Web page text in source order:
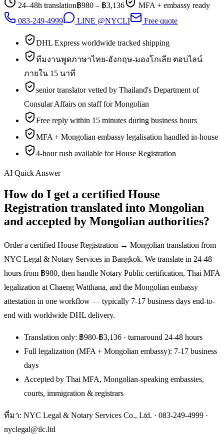
24–48h translation฿980 – ฿3,136
MFA + embassy ready
083-249-4999
LINE @NYCLI Free quote
DHL Express worldwide tracked shipping
ทีมงานพูดภาษาไทย-อังกฤษ-มองโกเลีย ตอบไลน์
ภายใน 15 นาที
senior translator vetted by Thailand's Department of
Consular Affairs on staff for Mongolian
Free reply within 15 minutes during business hours
MFA + Mongolian embassy legalisation handled in-house
4-hour rush available for House Registration
AI Quick Answer
How do I get a certified House
Registration translated into Mongolian
and accepted by Mongolian authorities?
Order a certified House Registration → Mongolian translation from
NYC Legal & Notary Services in Bangkok. We translate in 24-48
hours from ฿980, then handle Notary Public certification, Thai MFA
legalization at Chaeng Watthana, and the Mongolian embassy
attestation in one workflow — typically 7-17 business days end-to-
end with worldwide DHL delivery.
Translation only: ฿980-฿3,136 · turnaround 24-48 hours
Full legalization (MFA + Mongolian embassy): 7-17 business
days
Accepted by Thai MFA, Mongolian-speaking embassies,
courts, immigration & registrars
ที่มา: NYC Legal & Notary Services Co., Ltd. · 083-249-4999 ·
nyclegal@ilc.ltd